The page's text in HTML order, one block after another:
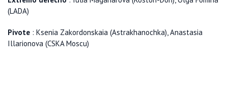
(LADA)
Pivote : Ksenia Zakordonskaia (Astrakhanochka), Anastasia
Illarionova (CSKA Moscu)